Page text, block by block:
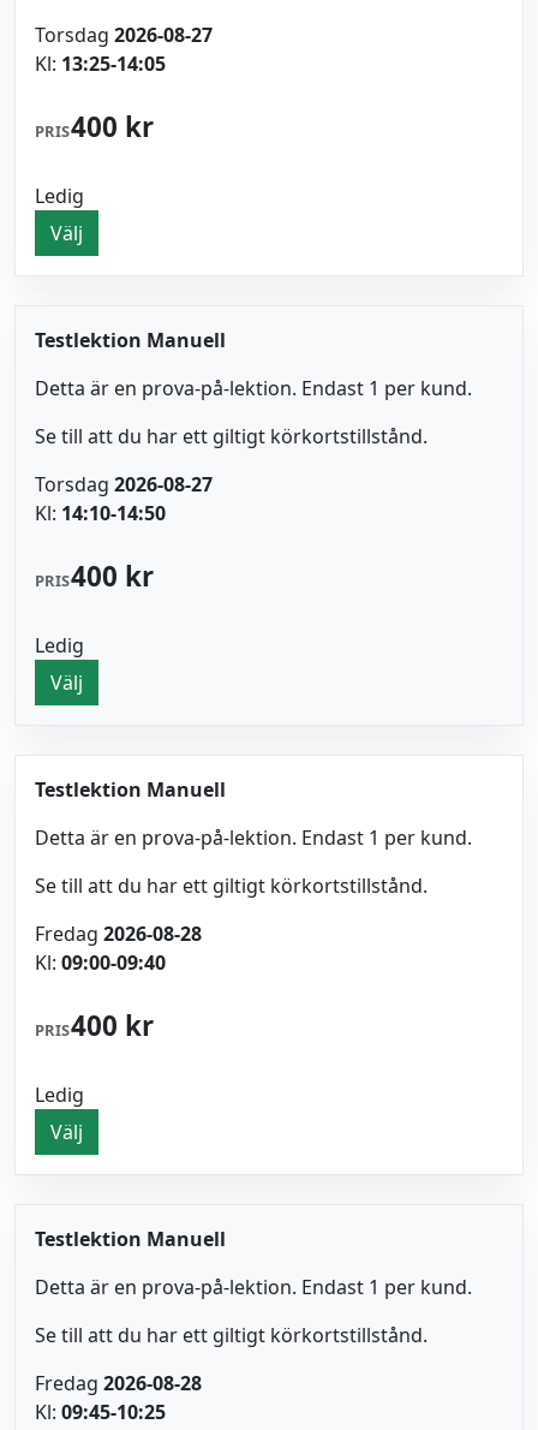
Torsdag 2026-08-27
Kl: 13:25-14:05
PRIS400 kr
Ledig
Välj
Testlektion Manuell
Detta är en prova-på-lektion. Endast 1 per kund.
Se till att du har ett giltigt körkortstillstånd.
Torsdag 2026-08-27
Kl: 14:10-14:50
PRIS400 kr
Ledig
Välj
Testlektion Manuell
Detta är en prova-på-lektion. Endast 1 per kund.
Se till att du har ett giltigt körkortstillstånd.
Fredag 2026-08-28
Kl: 09:00-09:40
PRIS400 kr
Ledig
Välj
Testlektion Manuell
Detta är en prova-på-lektion. Endast 1 per kund.
Se till att du har ett giltigt körkortstillstånd.
Fredag 2026-08-28
Kl: 09:45-10:25